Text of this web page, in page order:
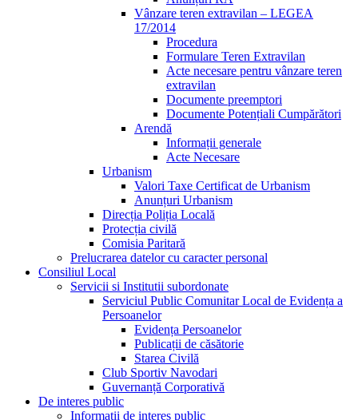
Vânzare teren extravilan – LEGEA
17/2014
Procedura
Formulare Teren Extravilan
Acte necesare pentru vânzare teren
extravilan
Documente preemptori
Documente Potențiali Cumpărători
Arendă
Informații generale
Acte Necesare
Urbanism
Valori Taxe Certificat de Urbanism
Anunțuri Urbanism
Direcția Poliția Locală
Protecția civilă
Comisia Paritară
Prelucrarea datelor cu caracter personal
Consiliul Local
Servicii si Institutii subordonate
Serviciul Public Comunitar Local de Evidența a
Persoanelor
Evidența Persoanelor
Publicații de căsătorie
Starea Civilă
Club Sportiv Navodari
Guvernanță Corporativă
De interes public
Informații de interes public